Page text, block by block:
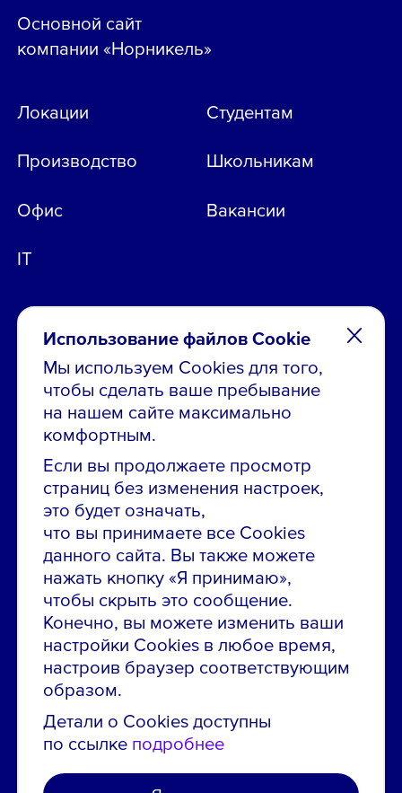
Использование файлов Cookie
Мы используем Cookies для того,
чтобы сделать ваше пребывание
на нашем сайте максимально
комфортным.
Если вы продолжаете просмотр
страниц без изменения настроек,
это будет означать,
что вы принимаете все Cookies
данного сайта. Вы также можете
нажать кнопку «Я принимаю»,
чтобы скрыть это сообщение.
Конечно, вы можете изменить ваши
настройки Cookies в любое время,
настроив браузер соответствующим
образом.
Детали о Cookies доступны
по ссылке подробнее
Остались вопросы по вакансиям?
Звони в контакт-центр:
8 800 700-19-43
Основной сайт
компании «Норникель»
Локации
Производство
Офис
IT
Студентам
Школьникам
Вакансии
Сообщить об ошибке на сайте
ПАО «ГМК «Норильский никель»
Использование материалов сайта
без согласования запрещено.
Российская Федерация, 123112, г. Москва, 1-й
Красногвардейский проезд., д. 15
Политика конфиденциальности
Политика использования файлов cookie
Пользовательское соглашение об использовании
сайта